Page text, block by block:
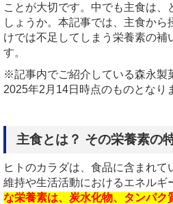
ことが大切です。中でも主食は
しょうか。本記事では、主食か
けでは不足してしまう栄養素の補
す。
※記事内でご紹介している森永製
2025年2月14日時点のものとなり
主食とは？ その栄養素の
ヒトのカラダは、食品に含まれて
維持や生活活動におけるエネルギ
な栄養素は、炭水化物、タンパク